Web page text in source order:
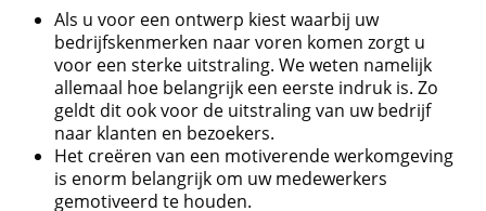
Als u voor een ontwerp kiest waarbij uw
bedrijfskenmerken naar voren komen zorgt u
voor een sterke uitstraling. We weten namelijk
allemaal hoe belangrijk een eerste indruk is. Zo
geldt dit ook voor de uitstraling van uw bedrijf
naar klanten en bezoekers.
Het creëren van een motiverende werkomgeving
is enorm belangrijk om uw medewerkers
gemotiveerd te houden.